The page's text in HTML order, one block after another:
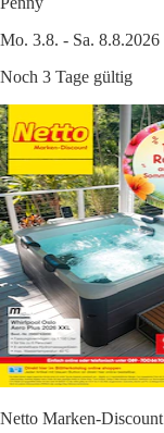
Mo. 3.8. - Sa. 8.8.2026
Noch 3 Tage gültig
Netto Marken-Discount